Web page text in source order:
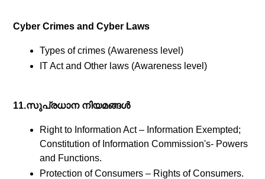
Cyber Crimes and Cyber Laws
Types of crimes (Awareness level)
IT Act and Other laws (Awareness level)
11.സുപ്രധാന നിയമങ്ങൾ
Right to Information Act – Information Exempted;
Constitution of Information Commission's- Powers
and Functions.
Protection of Consumers – Rights of Consumers.